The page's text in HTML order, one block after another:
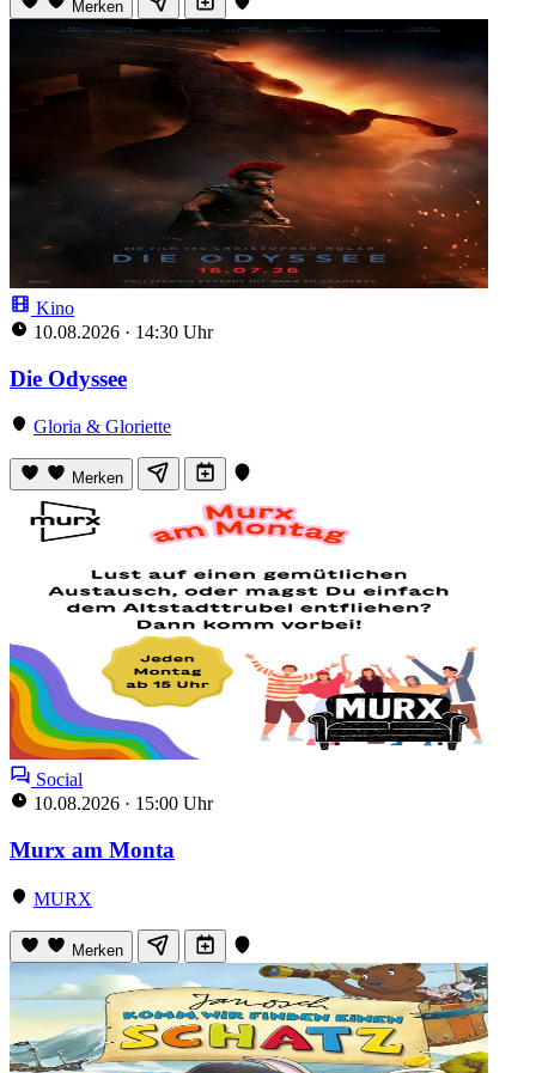
Merken
Kino
10.08.2026 · 14:30 Uhr
Die Odyssee
Gloria & Gloriette
Merken
Social
10.08.2026 · 15:00 Uhr
Murx am Monta
MURX
Merken